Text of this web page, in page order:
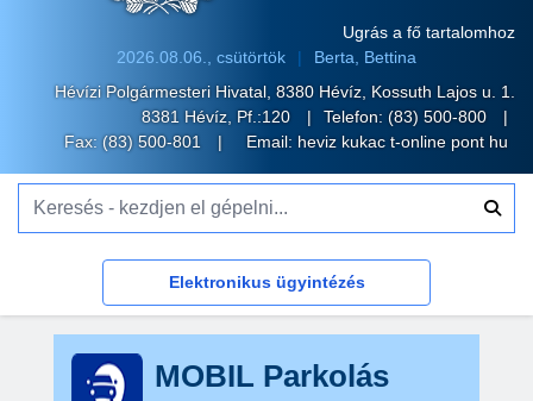
Ugrás a fő tartalomhoz
2026.08.06., csütörtök
Berta, Bettina
Hévízi Polgármesteri Hivatal, 8380 Hévíz, Kossuth Lajos u. 1.
8381 Hévíz, Pf.:120
Telefon: (83) 500-800
Fax: (83) 500-801
Email: heviz kukac t-online pont hu
Elektronikus ügyintézés
MOBIL Parkolás